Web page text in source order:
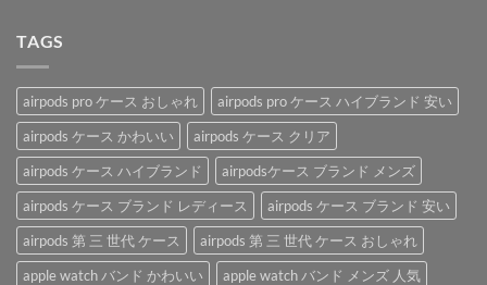
利
な
「AirPods
ケ
ー
ス」。
は
イ
ブ
ラ
ン
ド
airpods
ケ
ー
ス
は
い
る
AirPods
ケ
ー
ス
を
ご
紹
介
♪
TAGS
airpods pro ケース おしゃれ
airpods pro ケース ハイブランド 安い
airpods ケース かわいい
airpods ケース クリア
airpods ケース ハイブランド
airpodsケース ブランド メンズ
airpods ケース ブランド レディース
airpods ケース ブランド 安い
airpods 第 三 世代 ケース
airpods 第 三 世代 ケース おしゃれ
apple watch バンド かわいい
apple watch バンド メンズ 人気